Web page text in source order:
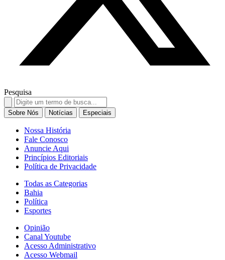
Pesquisa
Search
for:
Sobre Nós Notícias Especiais
Nossa História
Fale Conosco
Anuncie Aqui
Princípios Editoriais
Política de Privacidade
Todas as Categorias
Bahia
Política
Esportes
Opinião
Canal Youtube
Acesso Administrativo
Acesso Webmail